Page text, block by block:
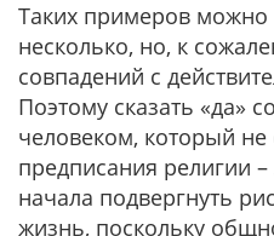
Таких примеров
несколько, но, к
совпадений с
Поэтому сказать «да»
человеком, который
предписания религии
начала подвергнуть
жизнь, поскольку